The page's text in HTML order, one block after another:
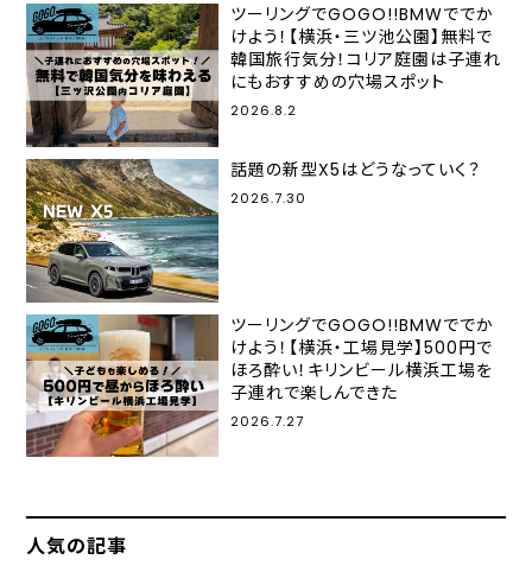
ツーリングでGOGO!!BMWででか
けよう！【横浜・三ツ池公園】無料で
韓国旅行気分！コリア庭園は子連れ
にもおすすめの穴場スポット
2026.8.2
話題の新型X5はどうなっていく？
2026.7.30
ツーリングでGOGO!!BMWででか
けよう！【横浜・工場見学】500円で
ほろ酔い！キリンビール横浜工場を
子連れで楽しんできた
2026.7.27
人気の記事